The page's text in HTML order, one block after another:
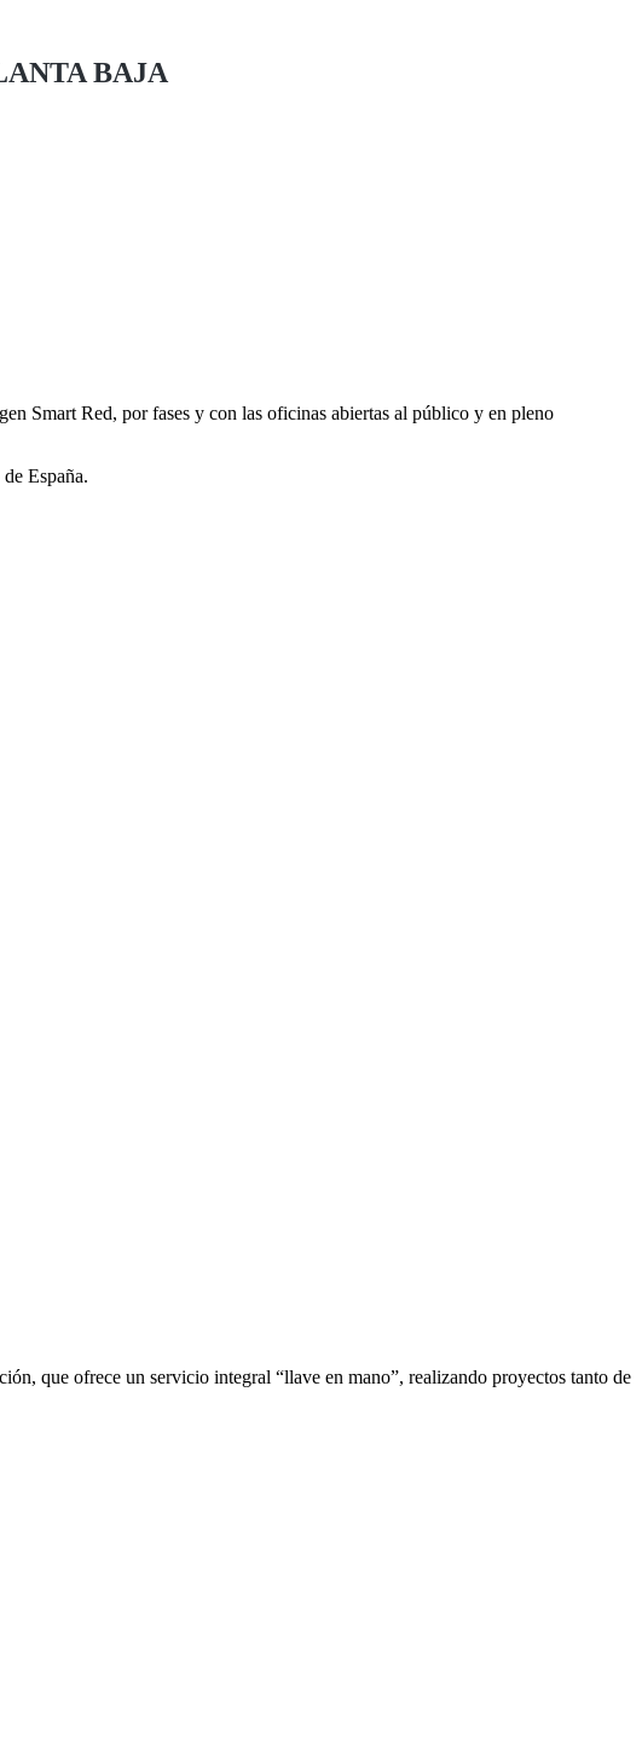
BAJA
Smart Red, por fases y con las oficinas abiertas al público y en pleno
España.
que ofrece un servicio integral “llave en mano”, realizando proyectos tanto de